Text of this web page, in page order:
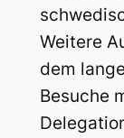
Weitere
dem
Besuche